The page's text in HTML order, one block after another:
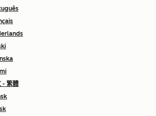
- 繁體